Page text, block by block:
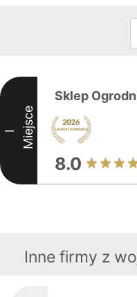
I Miejsce
Sklep
8.0
Inne firmy z